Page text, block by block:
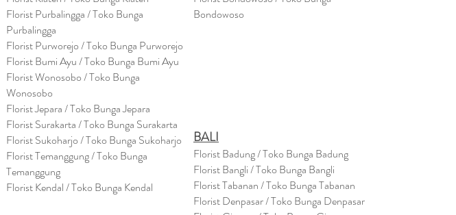
Florist Purbalingga / Toko Bunga
Purbalingga
Florist Purworejo / Toko Bunga Purworejo
Florist Bumi Ayu / Toko Bunga Bumi Ayu
Florist Wonosobo / Toko Bunga
Wonosobo
Florist Jepara / Toko Bunga Jepara
Florist Surakarta / Toko Bunga Surakarta
Florist Sukoharjo / Toko Bunga Sukoharjo
Florist Temanggung / Toko Bunga
Temanggung
Florist Kendal / Toko Bunga Kendal
Bondowoso
BALI
Florist Badung / Toko Bunga Badung
Florist Bangli / Toko Bunga Bangli
FloristTabanan/ Toko Bunga Tabanan
Florist Denpasar / Toko Bunga Denpasar